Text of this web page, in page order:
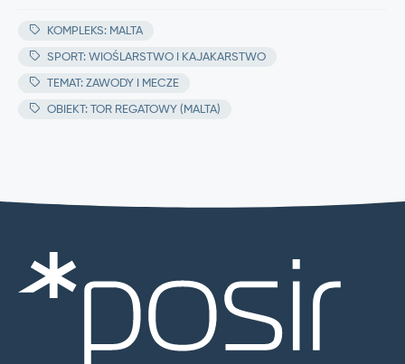
KOMPLEKS: MALTA
SPORT: WIOŚLARSTWO I KAJAKARSTWO
TEMAT: ZAWODY I MECZE
OBIEKT: TOR REGATOWY (MALTA)